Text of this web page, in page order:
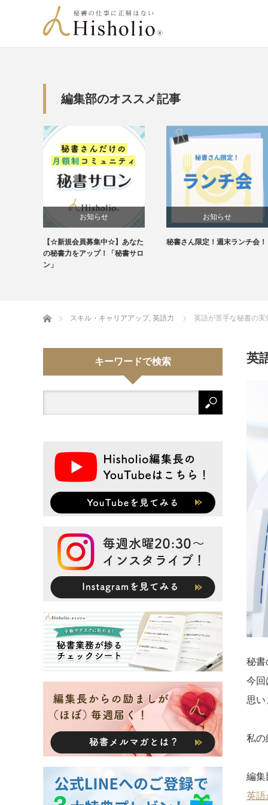
編集部のオススメ記事
お知らせ
未分類
【☆新規会員募集中☆】あなた
の秘書力をアップ！「秘書サロ
ン」
お知らせ
秘書さん限定！週末ランチ会！
Home スキル・キャリアアップ, 英語力 英語が苦手な秘書の
英
秘書
今回
思い
私の
編集
英語
キーワードで検索